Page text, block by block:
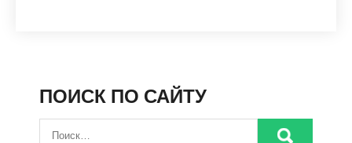
ПОИСК ПО САЙТУ